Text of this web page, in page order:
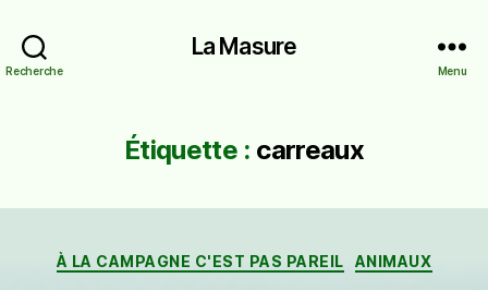
Recherche
La Masure
Menu
Étiquette : carreaux
Catégories
À LA CAMPAGNE C'EST PAS PAREIL ANIMAUX